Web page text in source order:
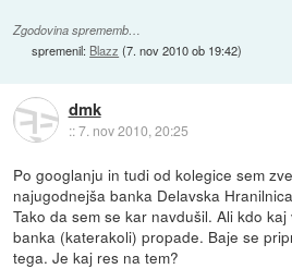
Zgodovina sprememb…
spremenil: Blazz (7. nov 2010 ob 19:42)
dmk
::7. nov 2010, 20:25
Po googlanju in tudi od kolegice sem
najugodnejša banka Delavska
Tako da sem se kar navdušil. Ali kdo
banka (katerakoli) propade. Baje se
tega. Je kaj res na tem?